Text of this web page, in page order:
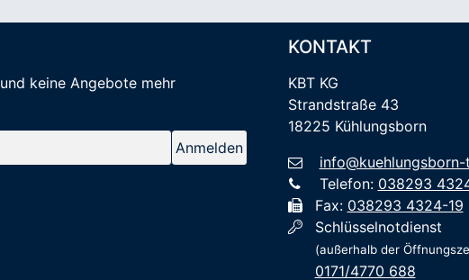
und keine Angebote mehr
KONTAKT
KBT KG
Strandstraße 43
18225 Kühlungsborn
Telefon: 038293
Fax: 038293 4324-19
Schlüsselnotdienst
(außerhalb der
0171/4770 688